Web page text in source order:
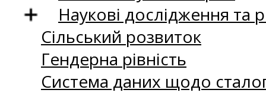
Наукові дослідження та
Сільський розвиток
Гендерна рівність
Система даних щодо